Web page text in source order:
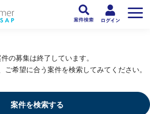
の募集は終了しています。
ご希望に合う案件を検索してみてください。
案件を検索する